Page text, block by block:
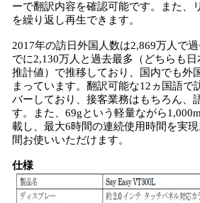
ーで翻訳内容を確認可能です。また、
を繰り返し再生できます。
2017年の訪日外国人数は2,869万人で
でに2,130万人と過去最多（どちらも
推計値）で推移しており、国内でも外
まっています。翻訳可能な12ヵ国語で
バーしており、接客業務はもちろん、
す。また、69gという軽量ながら
載し、最大6時間の連続使用時間を実
間お使いいただけます。
仕様